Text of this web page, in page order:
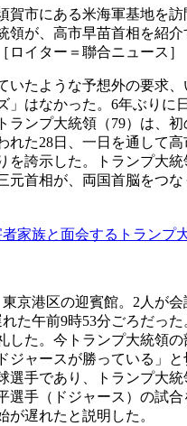
賀市にある米海軍基地を
領が、高市早苗首相を紹
ロイター＝聯合ニュース］
いたような予想外の要求、
」はなかった。6年ぶりに
ランプ大統領（79）は、初
れた28日、一日を通して高
を誇示した。トランプ大
元首相が、両国首脳をつ
家族と面会するトランプ
京港区の迎賓館。2人が
た午前9時53分ごろだっ
した。今トランプ大統領
ジャースが勝っている」と
選手であり、トランプ大統
選手（ドジャース）の試
が遅れたと説明した。